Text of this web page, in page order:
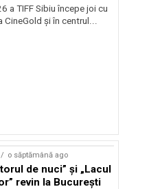
a TIFF Sibiu începe joi cu
CineGold și în centrul...
o săptămână ago
de nuci” și „Lacul
revin la București